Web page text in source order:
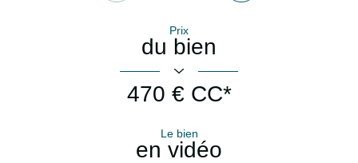
Prix
du bien
470 € CC*
Le bien
en vidéo